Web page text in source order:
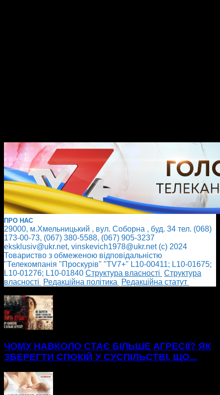
ПРО НАС
29000, м.Хмельницький , вул. Соборна , буд. 34 тел. (068)
173-00-73, (067) 380-5588, (067) 905-3237
eksklusiv@ukr.net, vinskevich1978@ukr.net (с) 2024
Товариство з обмеженою відповідальністю
"Телекомпанія "Проскурів" "TV7+" L10-00411; L10-01675;
L10-01276; L10-01840 Cтруктура власності Cтруктура
власності
Редакційна політика
Редакційна статут
ЧОМУ НАВКОЛО СТАЄ БІЛЬШЕ АГРЕСІЇ? ЯК
ЗБЕРЕГТИ СПОКІЙ У СУСПІЛЬСТВІ, ЩО...